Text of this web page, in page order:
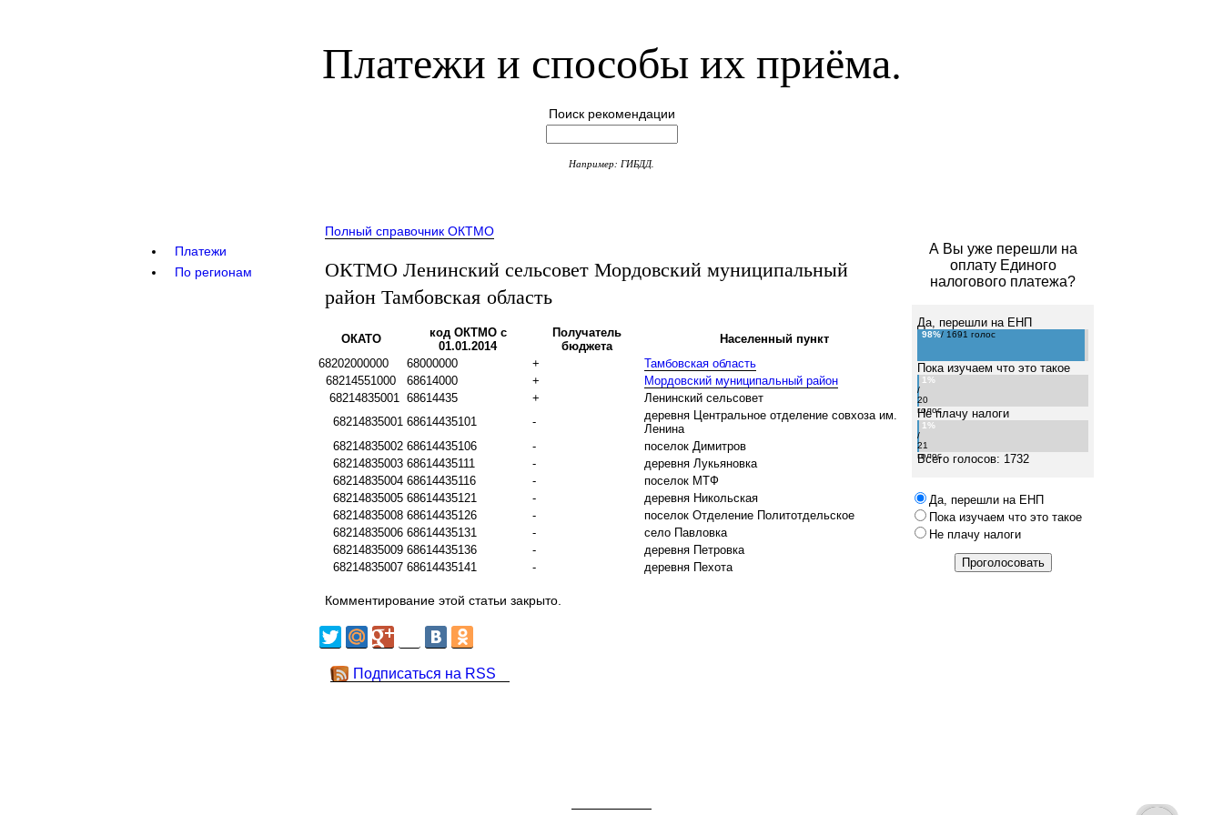
Платежи и способы их приёма.
Поиск рекомендации
Например: ГИБДД.
Платежи
По регионам
А Вы уже перешли на
оплату Единого
налогового платежа?
Да, перешли на ЕНП
98%/ 1691 голос
Пока изучаем что это такое
1%
/
20
голос
Не плачу налоги
1%
/
21
голос
Всего голосов: 1732
Да, перешли на ЕНП
Пока изучаем что это такое
Не плачу налоги
Полный справочник ОКТМО
ОКТМО Ленинский сельсовет Мордовский муниципальный
район Тамбовская область
ОКАТО
код ОКТМО с
01.01.2014
Получатель
бюджета
Населенный пункт
68202000000
68000000 +
Тамбовская область
68214551000
68614000 +
Мордовский муниципальный район
68214835001 68614435 +
Ленинский сельсовет
68214835001 68614435101 -
деревня Центральное отделение совхоза им.
Ленина
68214835002 68614435106 -
поселок Димитров
68214835003 68614435111 -
деревня Лукьяновка
68214835004 68614435116 -
поселок МТФ
68214835005 68614435121 -
деревня Никольская
68214835008 68614435126 -
поселок Отделение Политотдельское
68214835006 68614435131 -
село Павловка
68214835009 68614435136 -
деревня Петровка
68214835007 68614435141 - деревня Пехота
Комментирование этой статьи закрыто.
Подписаться на RSS